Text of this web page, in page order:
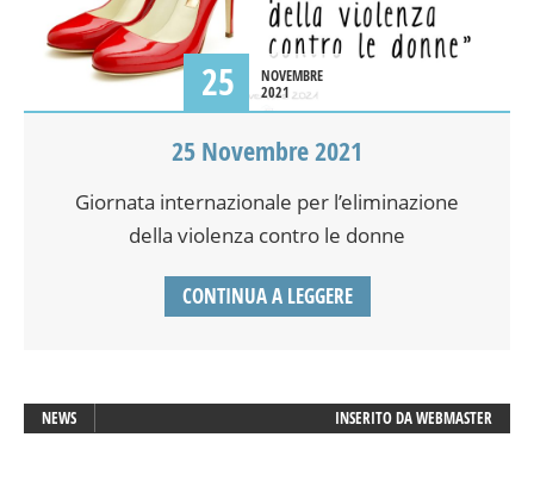
25
NOVEMBRE
2021
25 Novembre 2021
Giornata internazionale per l’eliminazione
della violenza contro le donne
CONTINUA A LEGGERE
NEWS INSERITO DAWEBMASTER